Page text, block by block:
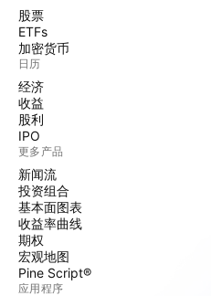
股票
ETFs
加密货币
日历
经济
收益
股利
IPO
更多产品
新闻流
投资组合
基本面图表
收益率曲线
期权
宏观地图
Pine Script®
应用程序